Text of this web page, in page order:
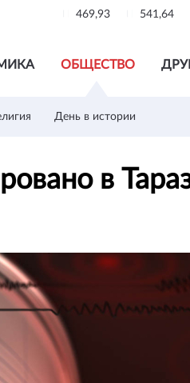
469,93 541,64
ОБЩЕСТВО
День в истории
в